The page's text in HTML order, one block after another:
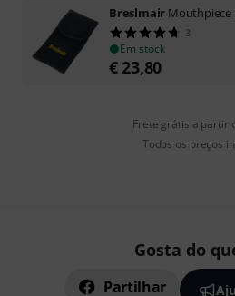
Breslmair Mouthpiece
3
Em stock
€ 23,80
Frete grátis a partir
Todos os preços
Gosta do
Partilhar